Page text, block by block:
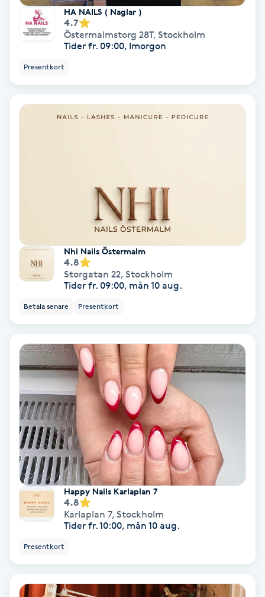
Celluliter
Coachning
Color correction
Cryoterapi
Enzympeeling
Eyeliner-tatuering
Face framing
Faceliftmassage
Fet hårbotten
Fettreducering
Fibromassage
HA NAILS ( Naglar )
4.7
Östermalmstorg 28T, Stockholm
Tider fr. 09:00, Imorgon
Presentkort
Nhi Nails Östermalm
4.8
Storgatan 22, Stockholm
Tider fr. 09:00, mån 10 aug.
Betala senare Presentkort
Happy Nails Karlaplan 7
4.8
Karlaplan 7, Stockholm
Tider fr. 10:00, mån 10 aug.
Presentkort